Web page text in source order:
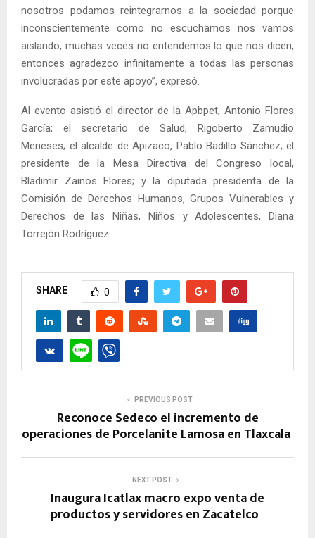
nosotros podamos reintegrarnos a la sociedad porque
inconscientemente como no escuchamos nos vamos
aislando, muchas veces no entendemos lo que nos dicen,
entonces agradezco infinitamente a todas las personas
involucradas por este apoyo”, expresó.
Al evento asistió el director de la Apbpet, Antonio Flores
García; el secretario de Salud, Rigoberto Zamudio
Meneses; el alcalde de Apizaco, Pablo Badillo Sánchez; el
presidente de la Mesa Directiva del Congreso local,
Bladimir Zainos Flores; y la diputada presidenta de la
Comisión de Derechos Humanos, Grupos Vulnerables y
Derechos de las Niñas, Niños y Adolescentes, Diana
Torrejón Rodríguez.
SHARE 0
PREVIOUS POST
Reconoce Sedeco el incremento de
operaciones de Porcelanite Lamosa en Tlaxcala
NEXT POST
Inaugura Icatlax macro expo venta de
productos y servidores en Zacatelco